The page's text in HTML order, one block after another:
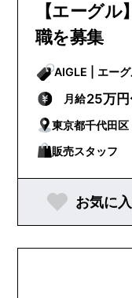
【エーグル
職を募集
AIGLE | エ
月給25万
東京都千代田区
販売スタッフ
お気に